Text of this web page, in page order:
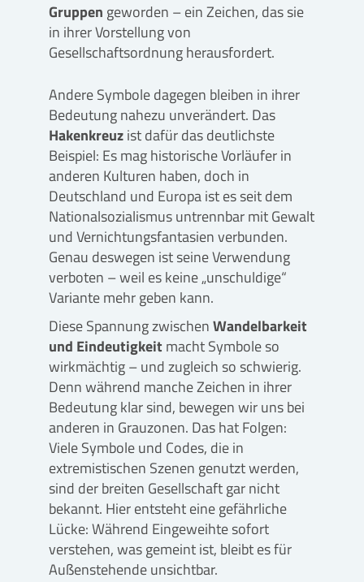
Gruppen geworden – ein Zeichen, das sie
in ihrer Vorstellung von
Gesellschaftsordnung herausfordert.
Andere Symbole dagegen bleiben in ihrer
Bedeutung nahezu unverändert. Das
Hakenkreuzist dafür das deutlichste
Beispiel: Es mag historische Vorläufer in
anderen Kulturen haben, doch in
Deutschland und Europa ist es seit dem
Nationalsozialismus untrennbar mit Gewalt
und Vernichtungsfantasien verbunden.
Genau deswegen ist seine Verwendung
verboten – weil es keine „unschuldige“
Variante mehr geben kann.
Diese Spannung zwischenWandelbarkeit
und Eindeutigkeit macht Symbole so
wirkmächtig – und zugleich so schwierig.
Denn während manche Zeichen in ihrer
Bedeutung klar sind, bewegen wir uns bei
anderen in Grauzonen. Das hat Folgen:
Viele Symbole und Codes, die in
extremistischen Szenen genutzt werden,
sind der breiten Gesellschaft gar nicht
bekannt. Hier entsteht eine gefährliche
Lücke: Während Eingeweihte sofort
verstehen, was gemeint ist, bleibt es für
Außenstehende unsichtbar.